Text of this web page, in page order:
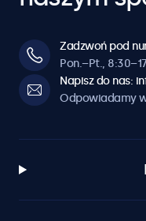
Zadzwoń pod
Pon.–Pt.,
Napisz do nas:
Odpowiadamy